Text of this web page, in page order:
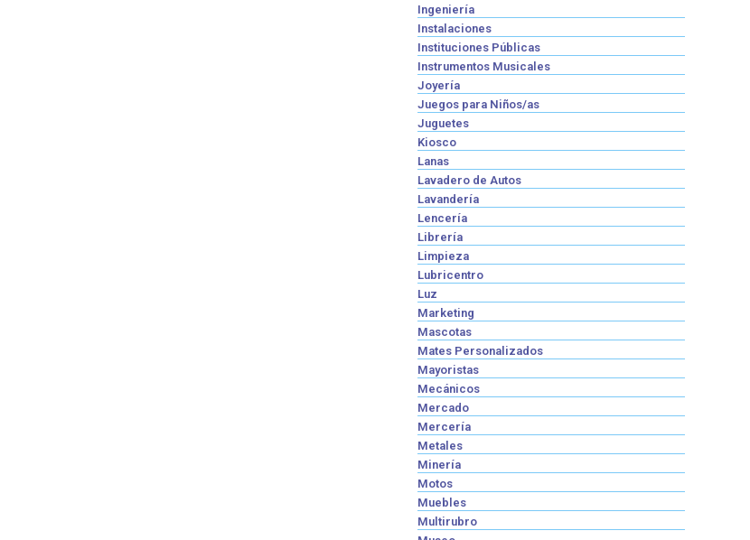
Ingeniería
Instalaciones
Instituciones Públicas
Instrumentos Musicales
Joyería
Juegos para Niños/as
Juguetes
Kiosco
Lanas
Lavadero de Autos
Lavandería
Lencería
Librería
Limpieza
Lubricentro
Luz
Marketing
Mascotas
Mates Personalizados
Mayoristas
Mecánicos
Mercado
Mercería
Metales
Minería
Motos
Muebles
Multirubro